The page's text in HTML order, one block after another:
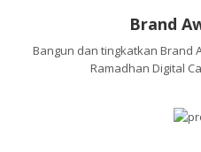
Brand
Bangun dan tingkatkan Brand
Ramadhan Digital